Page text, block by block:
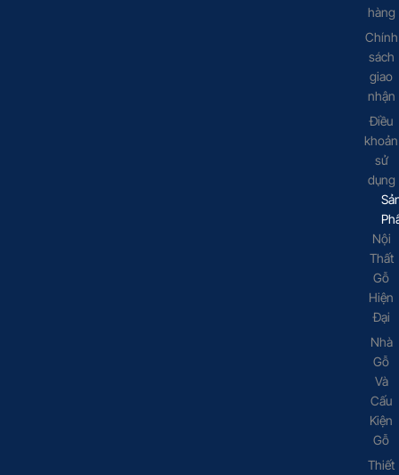
hàng
Chính
sách
giao
nhận
Điều
khoản
sử
dụng
Nội
Thất
Gỗ
Hiện
Đại
Nhà
Gỗ
Và
Cấu
Kiện
Gỗ
Thiết